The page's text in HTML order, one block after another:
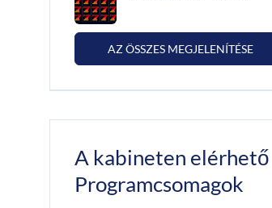
AZ ÖSSZES MEGJELENÍTÉSE
A kabineten elérhető
Programcsomagok